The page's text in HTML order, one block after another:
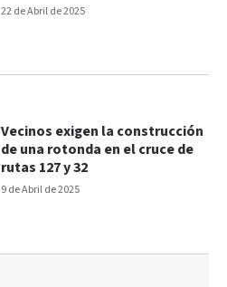
22 de Abril de 2025
9 de Abril de 2025
Vecinos exigen la construcción
de una rotonda en el cruce de
rutas 127 y 32